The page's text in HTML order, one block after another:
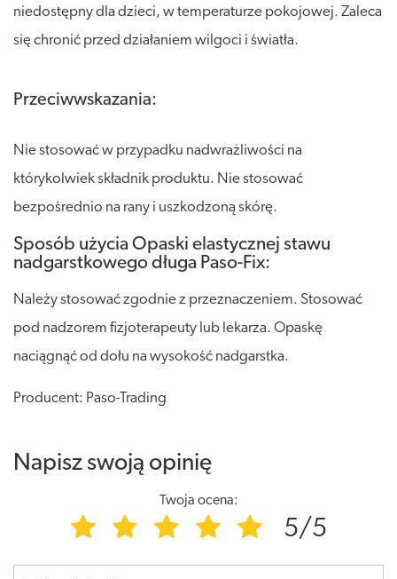
niedostępny dla dzieci, w temperaturze pokojowej. Zaleca
się chronić przed działaniem wilgoci i światła.
Przeciwwskazania:
Nie stosować w przypadku nadwrażliwości na
którykolwiek składnik produktu. Nie stosować
bezpośrednio na rany i uszkodzoną skórę.
Sposób użycia Opaski elastycznej stawu
nadgarstkowego długa Paso-Fix:
Należy stosować zgodnie z przeznaczeniem. Stosować
pod nadzorem fizjoterapeuty lub lekarza. Opaskę
naciągnąć od dołu na wysokość nadgarstka.
Producent: Paso-Trading
Napisz swoją opinię
Twoja ocena:
5/5